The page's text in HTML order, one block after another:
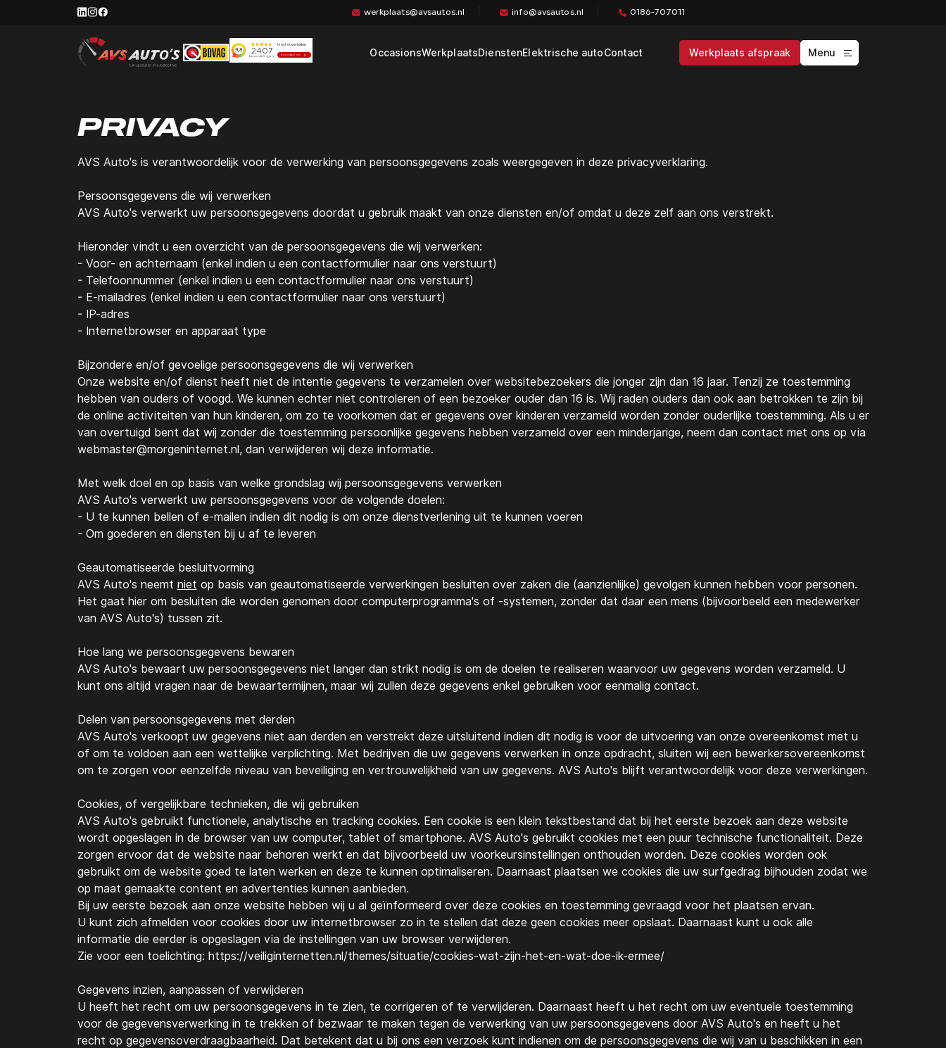
werkplaats@avsautos.nl info@avsautos.nl 0186-707011
OccasionsWerkplaatsDiensten
Zoekopdracht
Elektrische autoContact Werkplaats afspraak Menu
PRIVACY
AVS Auto's is verantwoordelijk voor de verwerking van persoonsgegevens zoals weergegeven in deze privacyverklaring.
Persoonsgegevens die wij verwerken
AVS Auto's verwerkt uw persoonsgegevens doordat u gebruik maakt van onze diensten en/of omdat u deze zelf aan ons verstrekt.
Hieronder vindt u een overzicht van de persoonsgegevens die wij verwerken:
- Voor- en achternaam (enkel indien u een contactformulier naar ons verstuurt)
- Telefoonnummer (enkel indien u een contactformulier naar ons verstuurt)
- E-mailadres (enkel indien u een contactformulier naar ons verstuurt)
- IP-adres
- Internetbrowser en apparaat type
Bijzondere en/of gevoelige persoonsgegevens die wij verwerken
Onze website en/of dienst heeft niet de intentie gegevens te verzamelen over websitebezoekers die jonger zijn dan 16 jaar. Tenzij ze toestemming
hebben van ouders of voogd. We kunnen echter niet controleren of een bezoeker ouder dan 16 is. Wij raden ouders dan ook aan betrokken te zijn bij
de online activiteiten van hun kinderen, om zo te voorkomen dat er gegevens over kinderen verzameld worden zonder ouderlijke toestemming. Als u er
van overtuigd bent dat wij zonder die toestemming persoonlijke gegevens hebben verzameld over een minderjarige, neem dan contact met ons op via
webmaster@morgeninternet.nl, dan verwijderen wij deze informatie.
Met welk doel en op basis van welke grondslag wij persoonsgegevens verwerken
AVS Auto's verwerkt uw persoonsgegevens voor de volgende doelen:
- U te kunnen bellen of e-mailen indien dit nodig is om onze dienstverlening uit te kunnen voeren
- Om goederen en diensten bij u af te leveren
Geautomatiseerde besluitvorming
AVS Auto's neemt niet op basis van geautomatiseerde verwerkingen besluiten over zaken die (aanzienlijke) gevolgen kunnen hebben voor personen.
Het gaat hier om besluiten die worden genomen door computerprogramma's of -systemen, zonder dat daar een mens (bijvoorbeeld een medewerker
van AVS Auto's) tussen zit.
Hoe lang we persoonsgegevens bewaren
AVS Auto's bewaart uw persoonsgegevens niet langer dan strikt nodig is om de doelen te realiseren waarvoor uw gegevens worden verzameld. U
kunt ons altijd vragen naar de bewaartermijnen, maar wij zullen deze gegevens enkel gebruiken voor eenmalig contact.
Delen van persoonsgegevens met derden
AVS Auto's verkoopt uw gegevens niet aan derden en verstrekt deze uitsluitend indien dit nodig is voor de uitvoering van onze overeenkomst met u
of om te voldoen aan een wettelijke verplichting. Met bedrijven die uw gegevens verwerken in onze opdracht, sluiten wij een bewerkersovereenkomst
om te zorgen voor eenzelfde niveau van beveiliging en vertrouwelijkheid van uw gegevens. AVS Auto's blijft verantwoordelijk voor deze verwerkingen.
Cookies, of vergelijkbare technieken, die wij gebruiken
AVS Auto's gebruikt functionele, analytische en tracking cookies. Een cookie is een klein tekstbestand dat bij het eerste bezoek aan deze website
wordt opgeslagen in de browser van uw computer, tablet of smartphone. AVS Auto's gebruikt cookies met een puur technische functionaliteit. Deze
zorgen ervoor dat de website naar behoren werkt en dat bijvoorbeeld uw voorkeursinstellingen onthouden worden. Deze cookies worden ook
gebruikt om de website goed te laten werken en deze te kunnen optimaliseren. Daarnaast plaatsen we cookies die uw surfgedrag bijhouden zodat we
op maat gemaakte content en advertenties kunnen aanbieden.
Bij uw eerste bezoek aan onze website hebben wij u al geïnformeerd over deze cookies en toestemming gevraagd voor het plaatsen ervan.
U kunt zich afmelden voor cookies door uw internetbrowser zo in te stellen dat deze geen cookies meer opslaat. Daarnaast kunt u ook alle
informatie die eerder is opgeslagen via de instellingen van uw browser verwijderen.
Zie voor een toelichting: https://veiliginternetten.nl/themes/situatie/cookies-wat-zijn-het-en-wat-doe-ik-ermee/
Gegevens inzien, aanpassen of verwijderen
U heeft het recht om uw persoonsgegevens in te zien, te corrigeren of te verwijderen. Daarnaast heeft u het recht om uw eventuele toestemming
voor de gegevensverwerking in te trekken of bezwaar te maken tegen de verwerking van uw persoonsgegevens door AVS Auto's en heeft u het
recht op gegevensoverdraagbaarheid. Dat betekent dat u bij ons een verzoek kunt indienen om de persoonsgegevens die wij van u beschikken in een